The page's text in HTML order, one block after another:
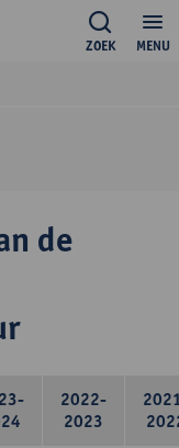
MENU
ZOEK
de
2022-
2023